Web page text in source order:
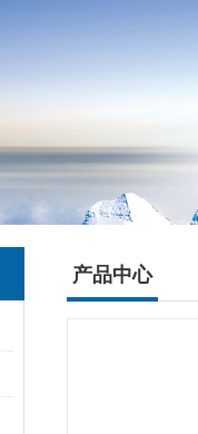
产品中心